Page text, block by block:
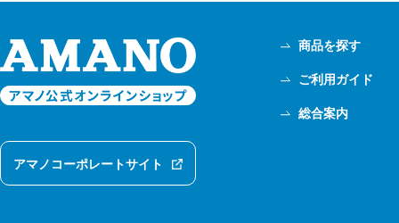
アマノコーポレートサイト
商品を探す
ご利用ガイド
総合案内